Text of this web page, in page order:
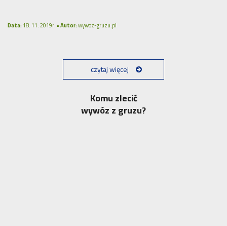
Data:18. 11. 2019r. •Autor:wywoz-gruzu.pl
czytaj więcej
Komu zlecić
wywóz z gruzu?